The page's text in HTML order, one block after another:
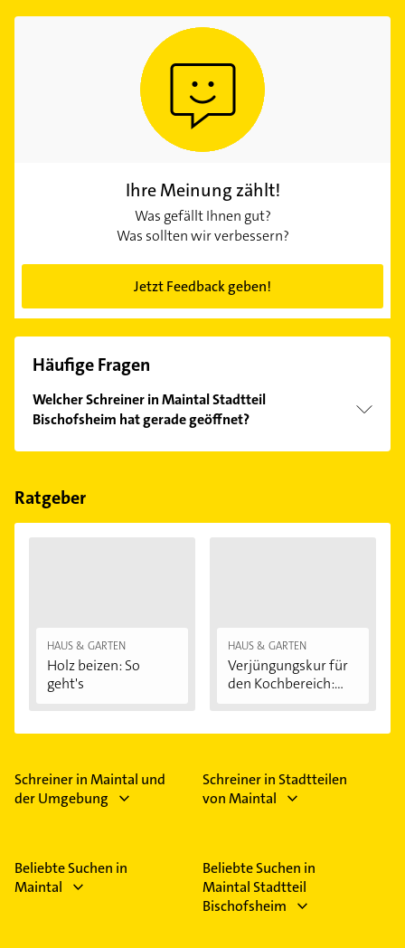
Ihre Meinung zählt!
Was gefällt Ihnen gut?
Was sollten wir verbessern?
Jetzt Feedback geben!
Häufige Fragen
Welcher Schreiner in Maintal Stadtteil
Bischofsheim hat gerade geöffnet?
Im Anbieter-Bereich finden Sie alleÖffnungszeiten.
Feiertagen abweichen können.
Ratgeber
HAUS & GARTEN
Holz beizen: So
geht's
HAUS & GARTEN
Verjüngungskur für
den Kochbereich:...
Schreiner in Maintal und
der Umgebung
Schreiner in Stadtteilen
von Maintal
Beliebte Suchen in
Maintal
Beliebte Suchen in
Maintal Stadtteil
Bischofsheim